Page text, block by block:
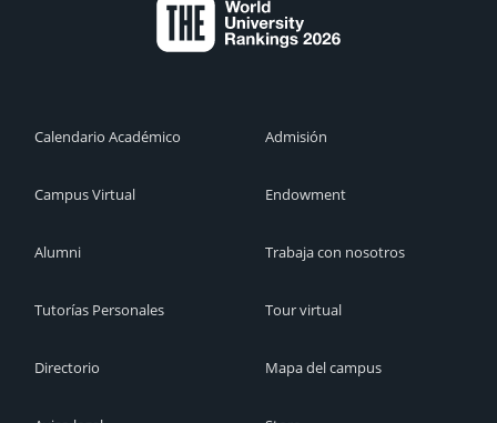
Calendario Académico
Campus Virtual
Alumni
Tutorías Personales
Directorio
Admisión
Endowment
Trabaja con nosotros
Tour virtual
Mapa del campus